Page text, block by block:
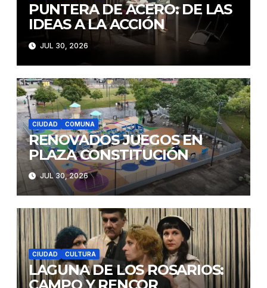
PUNTERA DE ACERO: DE LAS
IDEAS A LA ACCIÓN
JUL 30, 2026
CIUDAD COMUNA
RENOVADOS JUEGOS EN
PLAZA CONSTITUCIÓN
JUL 30, 2026
CIUDAD CULTURA
LAGUNA DE LOS ROSARIOS: